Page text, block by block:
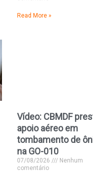
Read More »
Vídeo: CBMDF
apoio aéreo em
tombamento de
na GO-010
07/08/2026
Nenhum
comentário